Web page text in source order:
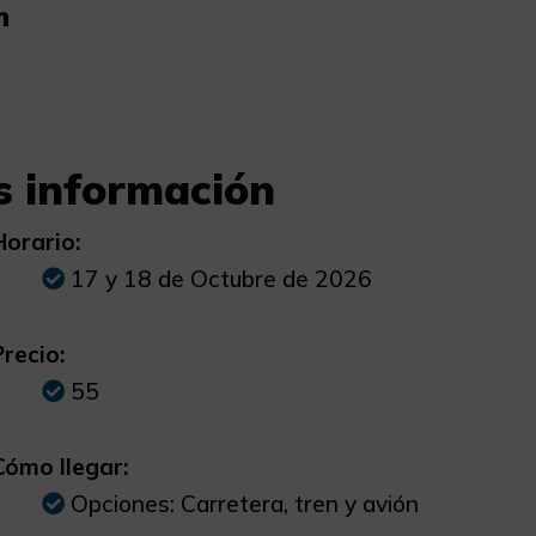
información
17 y 18 de Octubre de 2026
55
llegar:
Opciones: Carretera, tren y avión